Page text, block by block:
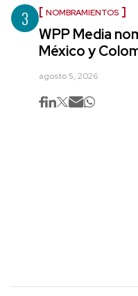
3 NOMBRAMIENTOS
WPP Media
México y
agosto 5, 2026